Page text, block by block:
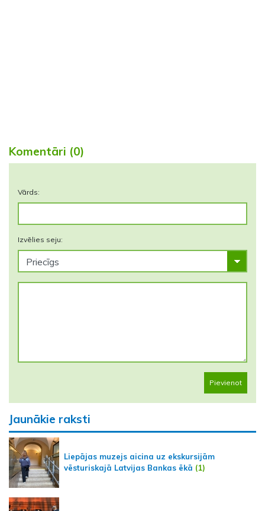
Komentāri (0)
Vārds:
Izvēlies seju:
Pievienot
Jaunākie raksti
Liepājas muzejs aicina uz ekskursijām
vēsturiskajā Latvijas Bankas ēkā (1)